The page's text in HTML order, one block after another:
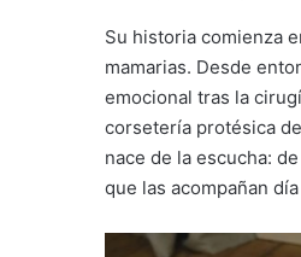
Su historia comienza
mamarias. Desde
emocional tras la
corsetería protésica
nace de la escucha:
que las acompañan día